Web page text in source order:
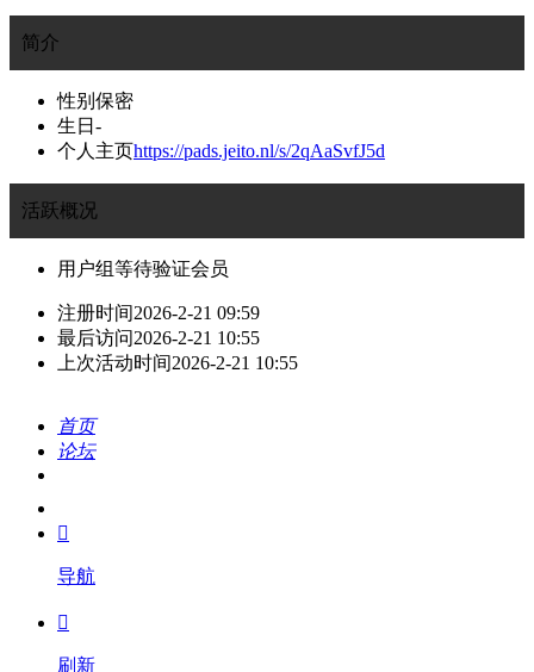
简介
性别 保密
生日 -
个人主页https://pads.jeito.nl/s/2qAaSvfJ5d
活跃概况
用户组等待验证会员
注册时间2026-2-21 09:59
最后访问2026-2-21 10:55
上次活动时间2026-2-21 10:55
首页
论坛
我的

导航

刷新